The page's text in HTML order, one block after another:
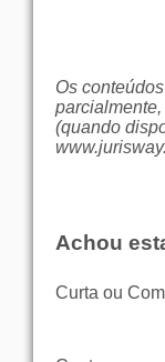
Os
(quando
Achou
Curta ou